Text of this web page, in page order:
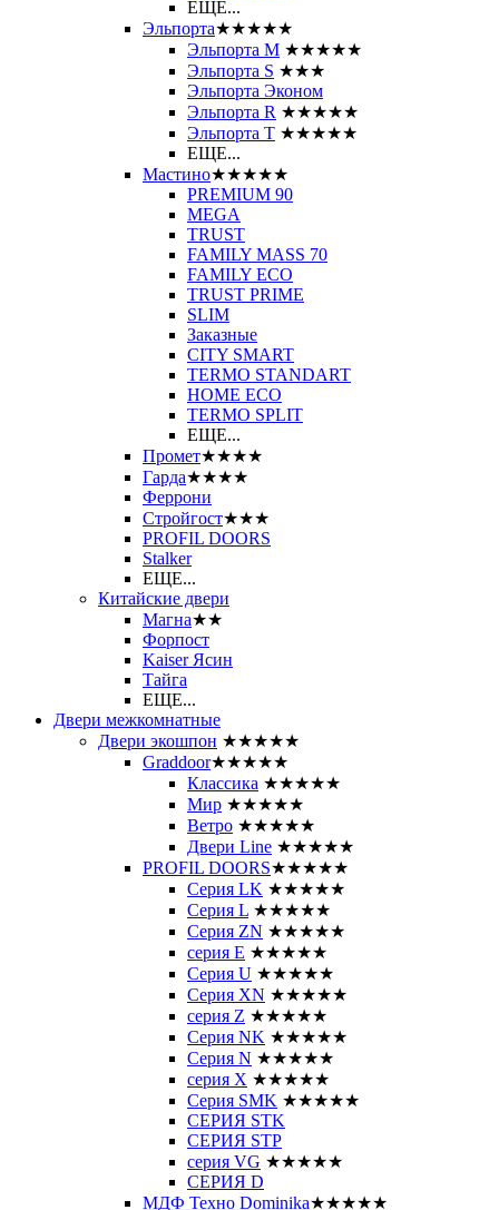
ЕЩЕ...
Эльпорта★★★★★
Эльпорта M ★★★★★
Эльпорта S ★★★
Эльпорта Эконом
Эльпорта R ★★★★★
Эльпорта Т ★★★★★
ЕЩЕ...
Мастино★★★★★
PREMIUM 90
MEGA
TRUST
FAMILY MASS 70
FAMILY ECO
TRUST PRIME
SLIM
Заказные
CITY SMART
TERMO STANDART
HOME ECO
ТЕRМО SPLIT
ЕЩЕ...
Промет★★★★
Гарда★★★★
Феррони
Стройгост★★★
PROFIL DOORS
Stalker
ЕЩЕ...
Китайские двери
Магна★★
Форпост
Kaiser Ясин
Тайга
ЕЩЕ...
Двери межкомнатные
Двери экошпон ★★★★★
Graddoor★★★★★
Классика ★★★★★
Мир ★★★★★
Ветро ★★★★★
Двери Line ★★★★★
PROFIL DOORS★★★★★
Серия LK ★★★★★
Серия L ★★★★★
Серия ZN ★★★★★
серия E ★★★★★
Серия U ★★★★★
Серия XN ★★★★★
серия Z ★★★★★
Серия NK ★★★★★
Серия N ★★★★★
серия X ★★★★★
Серия SMK ★★★★★
СЕРИЯ STK
СЕРИЯ STP
серия VG ★★★★★
СЕРИЯ D
МДФ Техно Dominika★★★★★